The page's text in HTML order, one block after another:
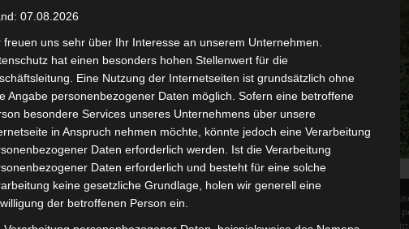
2027 –
20.
AS Soliman
zu
Für die Nutzung von Google Adsense (Google Ireland Limited, Gordon
wir laut DSGVO Ihre Zustimmung. Es werden seitens Google
gespeichert. Welche Daten genau entnehmen Sie
07.08.2026
freuen uns sehr über Ihr Interesse an unserem Unternehmen.
hat einen besonders hohen Stellenwert für die
Eine Nutzung der Internetseiten ist grundsätzlich ohne
Angabe personenbezogener Daten möglich. Sofern eine betroffene
besondere Services unseres Unternehmens über unsere
in Anspruch nehmen möchte, könnte jedoch eine Verarbeitung
Daten erforderlich werden. Ist die Verarbeitung
Daten erforderlich und besteht für eine solche
keine gesetzliche Grundlage, holen wir generell eine
der betroffenen Person ein.